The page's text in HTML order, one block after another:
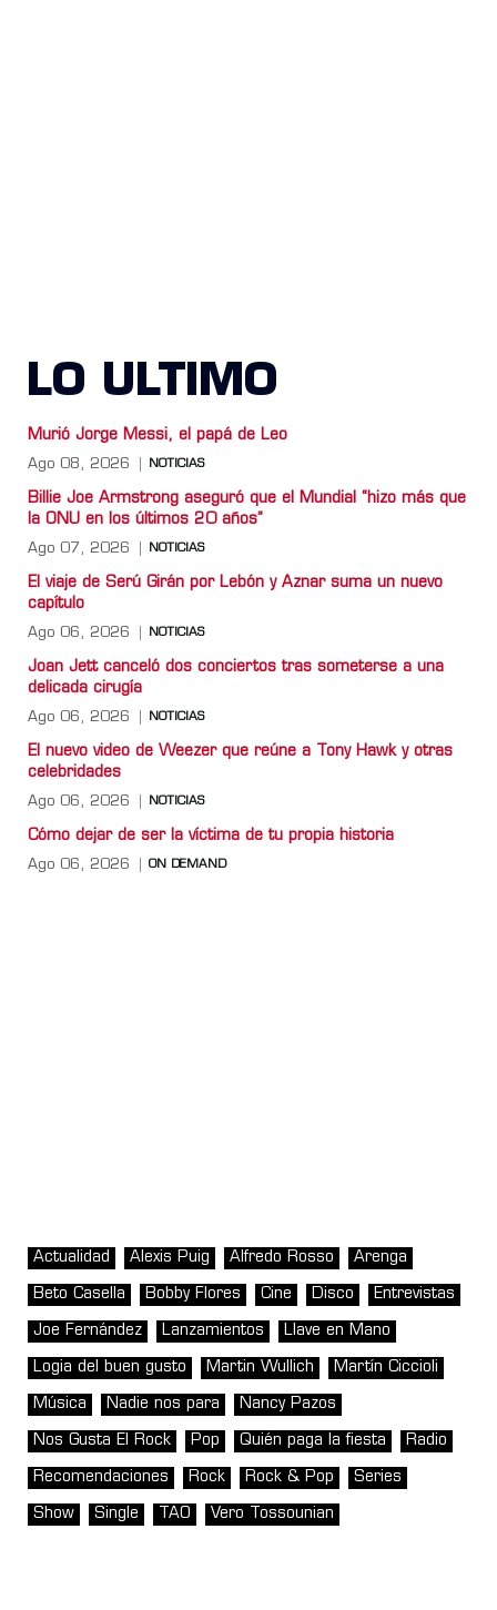
LO ULTIMO
Murió Jorge Messi, el papá de Leo
Ago 08, 2026 NOTICIAS
Billie Joe Armstrong aseguró que el Mundial “hizo más que
la ONU en los últimos 20 años”
Ago 07, 2026 NOTICIAS
El viaje de Serú Girán por Lebón y Aznar suma un nuevo
capítulo
Ago 06, 2026 NOTICIAS
Joan Jett canceló dos conciertos tras someterse a una
delicada cirugía
Ago 06, 2026 NOTICIAS
El nuevo video de Weezer que reúne a Tony Hawk y otras
celebridades
Ago 06, 2026 NOTICIAS
Cómo dejar de ser la víctima de tu propia historia
Ago 06, 2026 ON DEMAND
Actualidad Alexis Puig Alfredo Rosso Arenga
Beto Casella Bobby Flores Cine Disco Entrevistas
Joe Fernández Lanzamientos Llave en Mano
Logia del buen gusto Martin Wullich Martín Ciccioli
Música Nadie nos para Nancy Pazos
Nos Gusta El Rock Pop Quién paga la fiesta Radio
Recomendaciones Rock Rock & Pop Series
Show Single TAO Vero Tossounian